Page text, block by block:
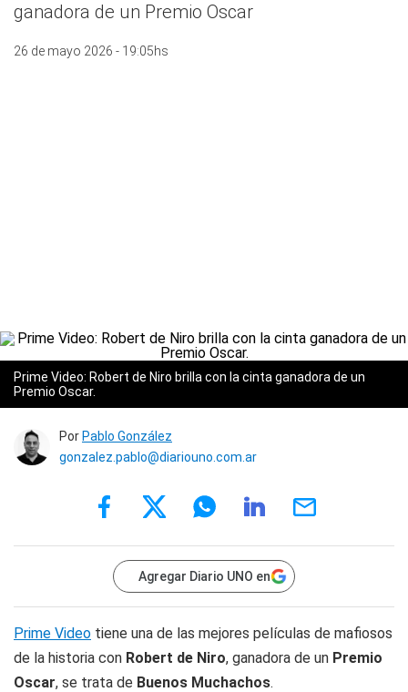
ganadora de un Premio Oscar
26 de mayo 2026 - 19:05hs
Prime Video: Robert de Niro brilla con la cinta ganadora de un
Premio Oscar.
Por Pablo González
gonzalez.pablo@diariouno.com.ar
Agregar Diario UNO en
Prime Video tiene una de las mejores películas de mafiosos
de la historia con Robert de Niro, ganadora de un Premio
Oscar, se trata de Buenos Muchachos.